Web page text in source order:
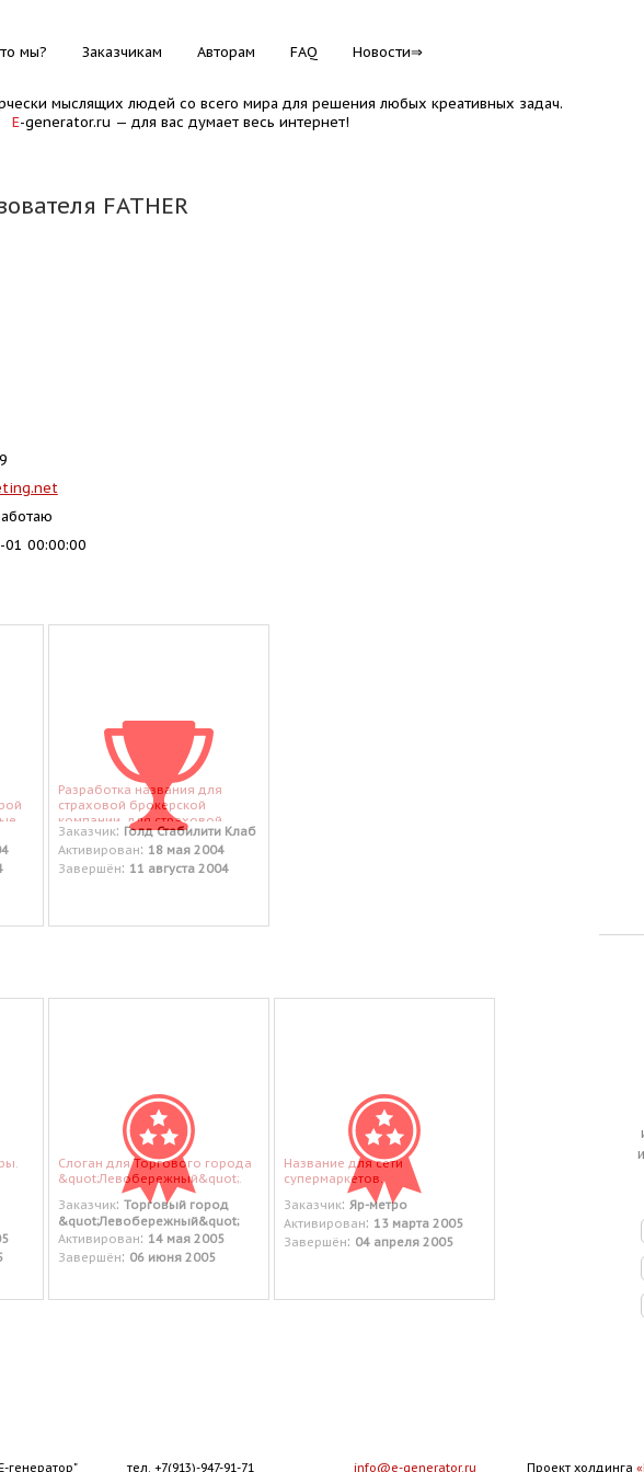
мы? Заказчикам Авторам FAQ Новости
мыслящих людей со всего мира для решения любых креативных задач.
E-generator.ru — для вас думает весь интернет!
FATHER
00:00:00
Разработка названия для
страховой брокерской
компании. для страховой
брокерской компании.
Заказчик: Голд Стабилити Клаб
Активирован: 18 мая 2004
Завершён: 11 августа 2004
Слоган для Торгового города
&quot;Левобережный&quot;.
Заказчик: Торговый город
&quot;Левобережный&quot;
Активирован: 14 мая 2005
Завершён: 06 июня 2005
Название для сети
супермаркетов.
Заказчик: Яр-метро
Активирован: 13 марта 2005
Завершён: 04 апреля 2005
Название для
12
17
генератор" тел. +7(913)-947-91-71 info@e-generator.ru Проект холдинга